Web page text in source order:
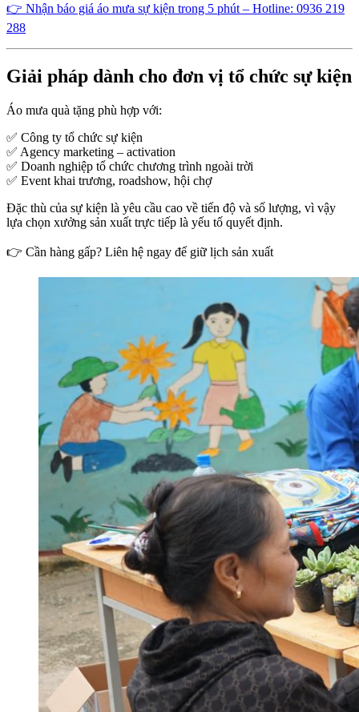
👉 Nhận báo giá áo mưa sự kiện trong 5 phút – Hotline: 0936 219
288
Giải pháp dành cho đơn vị tổ chức sự kiện
Áo mưa quà tặng phù hợp với:
✅ Công ty tổ chức sự kiện
✅ Agency marketing – activation
✅ Doanh nghiệp tổ chức chương trình ngoài trời
✅ Event khai trương, roadshow, hội chợ
Đặc thù của sự kiện là yêu cầu cao về tiến độ và số lượng, vì vậy
lựa chọn xưởng sản xuất trực tiếp là yếu tố quyết định.
👉 Cần hàng gấp? Liên hệ ngay để giữ lịch sản xuất